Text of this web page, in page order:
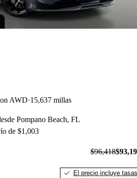
AWD 15,637 millas
Pompano Beach, FL
de $1,003
$96,418
El precio incluye tasas